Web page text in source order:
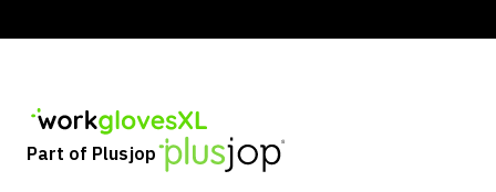
Part of Plusjop